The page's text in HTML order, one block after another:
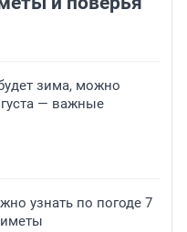
зима, можно
— важные
узнать по погоде 7